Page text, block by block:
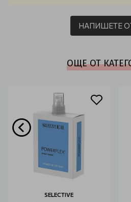
НАПИШЕТЕ
ОЩЕ ОТ
SELECTIVE